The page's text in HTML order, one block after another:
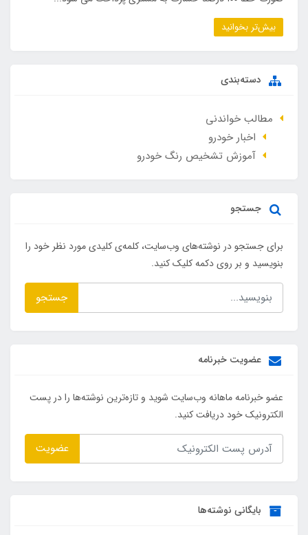
بیش‌تر بخوانید
دسته‌بندی
مطالب خواندنی
اخبار خودرو
آموزش تشخیص رنگ خودرو
جستجو
برای جستجو در نوشته‌های وب‌سایت، کلمه‌ی کلیدی مورد نظر خود را
بنویسید و بر روی دکمه کلیک کنید.
جستجو
عضویت خبرنامه
عضو خبرنامه ماهانه وب‌سایت شوید و تازه‌ترین نوشته‌ها را در پست
الکترونیک خود دریافت کنید.
عضویت
بایگانی نوشته‌ها